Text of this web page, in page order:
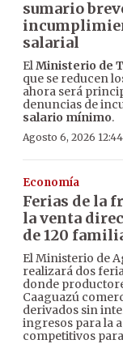
sumario
salarial
ElMinisterio de
que se reducen
ahora será
denuncias de
salario mínimo.
Agosto 6, 2026
Economía
Ferias de la
la venta
de 120
El Ministerio de
realizará dos
donde
Caaguazú
derivados sin
ingresos para la
competitivos